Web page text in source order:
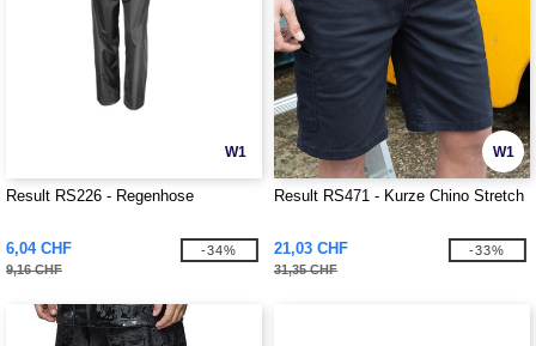
W1
Result RS226 - Regenhose
6,04 CHF
9,16 CHF
-34%
W1
Result RS471 - Kurze Chino Stretch
21,03 CHF
31,35 CHF
-33%